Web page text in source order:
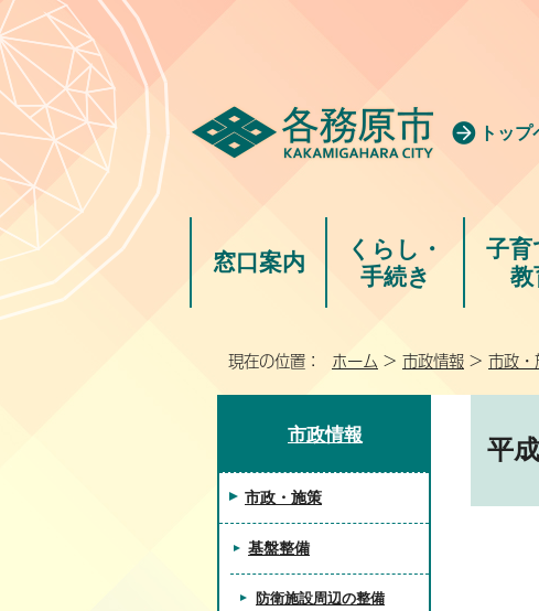
トッ
窓口案内
くらし・
手続き
子育
教
現在の位置： ホーム > 市政情報 > 市政
平
市政情報
市政・施策
基盤整備
防衛施設周辺の整備